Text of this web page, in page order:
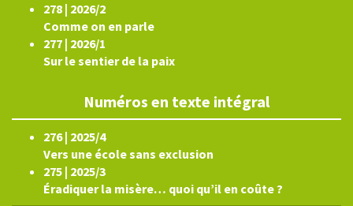
278 | 2026/2
Comme on en parle
277 | 2026/1
Sur le sentier de la paix
Numéros en texte intégral
276 | 2025/4
Vers une école sans exclusion
275 | 2025/3
Éradiquer la misère… quoi qu’il en coûte ?